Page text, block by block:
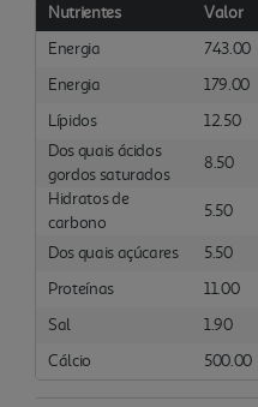
Nutrientes Valor
Energia
743.00
Energia
179.00
Lípidos
12.50
Dos quais ácidos
gordos saturados
8.50
Hidratos de
carbono
5.50
Dos quais açúcares 5.50
Proteínas
11.00
Sal
1.90
Cálcio
500.00